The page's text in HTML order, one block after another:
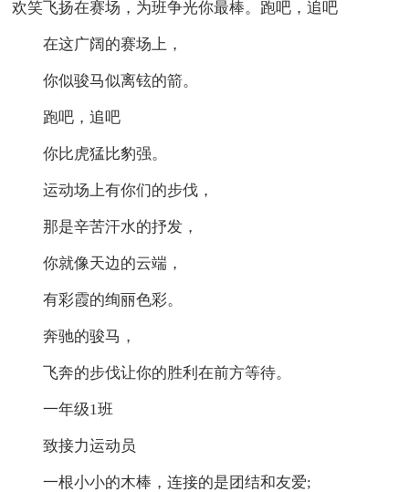
欢笑飞扬在赛场，为班争光你最棒。跑吧，追吧
在这广阔的赛场上，
你似骏马似离铉的箭。
跑吧，追吧
你比虎猛比豹强。
运动场上有你们的步伐，
那是辛苦汗水的抒发，
你就像天边的云端，
有彩霞的绚丽色彩。
奔驰的骏马，
飞奔的步伐让你的胜利在前方等待。
一年级1班
致接力运动员
一根小小的木棒，连接的是团结和友爱;